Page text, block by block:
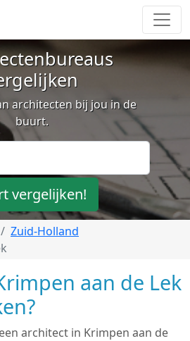
architecten bij jou in de
buurt.
vergelijken!
Zuid-Holland
aan de Lek
architect in Krimpen aan de